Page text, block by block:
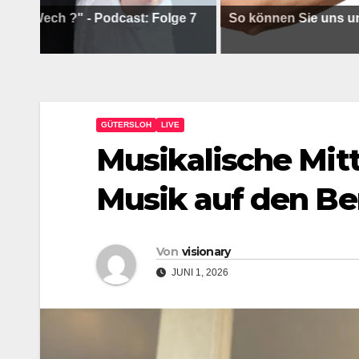
?" - Podcast: Folge 7 So können Sie uns
GÜTERSLOH LIVE
Musikalische
Musik auf den
Von visionary
JUNI 1, 2026